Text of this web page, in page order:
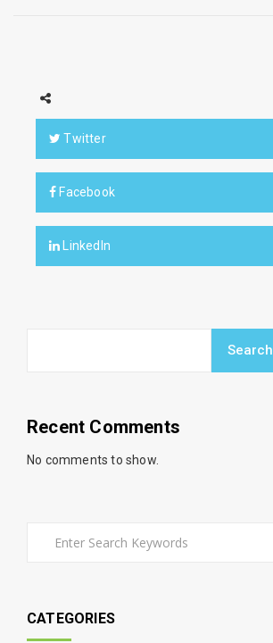
Twitter
Facebook
LinkedIn
Search
Recent Comments
No comments to show.
CATEGORIES